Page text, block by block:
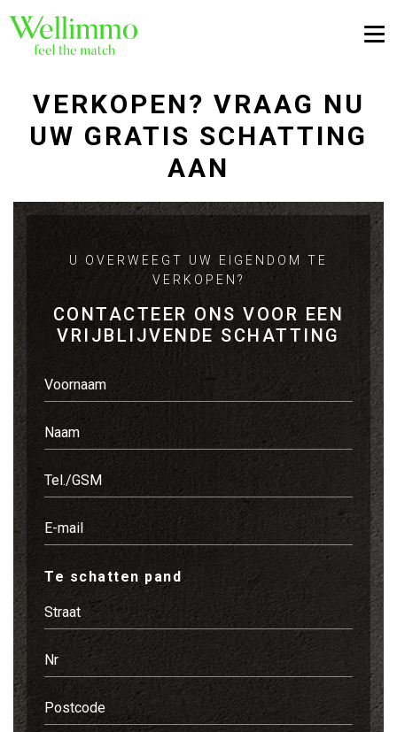
VERKOPEN? VRAAG NU
UW GRATIS SCHATTING
AAN
U OVERWEEGT UW EIGENDOM TE
VERKOPEN?
CONTACTEER ONS VOOR EEN
VRIJBLIJVENDE SCHATTING
Te schatten pand